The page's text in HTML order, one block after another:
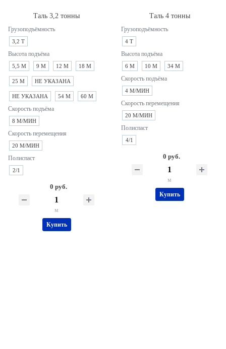
Таль 3,2 тонны
Грузоподъёмность
3,2 Т
Высота подъёма
5,5 М 9 М 12 М 18 М
25 М НЕ УКАЗАНА
НЕ УКАЗАНА 54 М 60 М
Скорость подъёма
8 М/МИН
Скорость перемещения
20 М/МИН
Полиспаст
2/1
0 руб.
м
Купить
Таль 4 тонны
Грузоподъёмность
4 Т
Высота подъёма
6 М 10 М 34 М
Скорость подъёма
4 М/МИН
Скорость перемещения
20 М/МИН
Полиспаст
4/1
0 руб.
м
Купить